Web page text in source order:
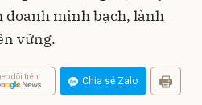
minh bạch, lành
vững.
dõi trên Chia sẻ Zalo